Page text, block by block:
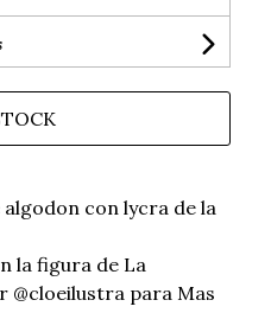
con lycra de la
la figura de La
para Mas